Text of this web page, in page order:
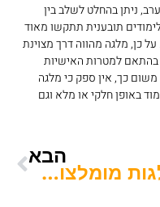
ניתן בהחלט לשלב בין
תובענית תתקשו מאוד
כן, מלגה מהווה דרך מצוינת
בהתאם למטרות האישיות
כך, אין ספק כי מלגה
באופן חלקי או מלא וגם
הבא
מלגות מומלצות לסטודנטים בחיפה – פרויקט רבדים, ISEFI ועוד!